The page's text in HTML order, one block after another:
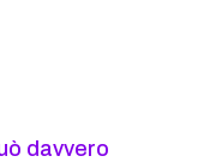
davvero